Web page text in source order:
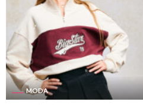
MODA